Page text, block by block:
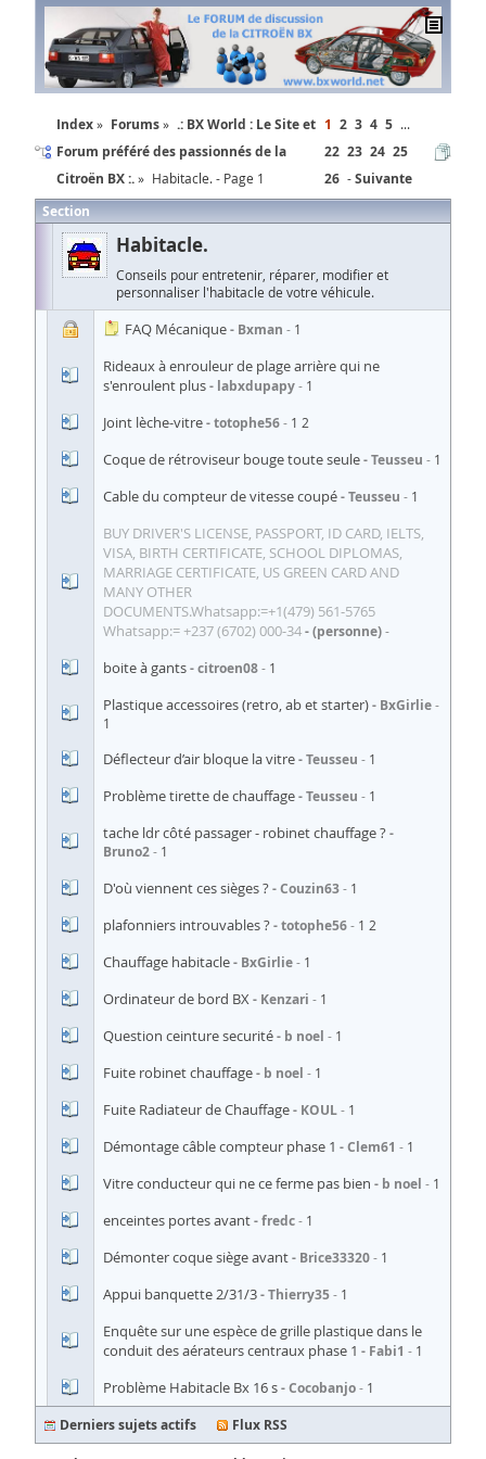
Index Forums
.: BX World : Le Site et
Forum préféré des passionnés de la
Citroën BX :.
Habitacle. - Page 1
1 2 3 4 5 ...
22 23 24 25
26
Suivante
Section
Habitacle.
Conseils pour entretenir, réparer, modifier et
personnaliser l'habitacle de votre véhicule.
FAQ Mécanique Bxman 1
Rideaux à enrouleur de plage arrière qui ne
s'enroulent plus
labxdupapy 1
Joint lèche-vitre totophe56 1 2
Coque de rétroviseur bouge toute seule Teusseu 1
Cable du compteur de vitesse coupé Teusseu 1
BUY DRIVER'S LICENSE, PASSPORT, ID CARD, IELTS,
VISA, BIRTH CERTIFICATE, SCHOOL DIPLOMAS,
MARRIAGE CERTIFICATE, US GREEN CARD AND
MANY OTHER
DOCUMENTS.Whatsapp:=+1(479) 561‑5765
Whatsapp:= +237 (6702) 000‑34 (personne)
boite à gants citroen08 1
Plastique accessoires (retro, ab et starter) BxGirlie
1
Déflecteur d’air bloque la vitre Teusseu 1
Problème tirette de chauffage Teusseu 1
tache ldr côté passager - robinet chauffage ?
Bruno2 1
D'où viennent ces sièges ? Couzin63 1
plafonniers introuvables ? totophe56 1 2
Chauffage habitacle BxGirlie 1
Ordinateur de bord BX Kenzari 1
Question ceinture securité b noel 1
Fuite robinet chauffage b noel 1
Fuite Radiateur de Chauffage KOUL 1
Démontage câble compteur phase 1 Clem61 1
Vitre conducteur qui ne ce ferme pas bien b noel 1
enceintes portes avant fredc 1
Démonter coque siège avant Brice33320 1
Appui banquette 2/31/3 Thierry35 1
Enquête sur une espèce de grille plastique dans le
conduit des aérateurs centraux phase 1
Fabi1 1
Problème Habitacle Bx 16 s Cocobanjo 1
Derniers sujets actifs Flux RSS